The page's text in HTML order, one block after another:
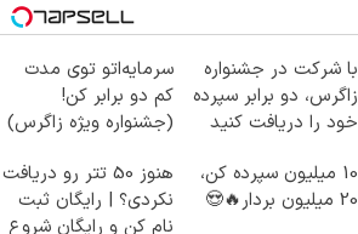
با شرکت در جشنواره
زاگرس، دو برابر سپرده
خود را دریافت کنید
سرمایه‌اتو توی مدت
کم دو برابر کن!
(جشنواره ویژه زاگرس)
10 میلیون سپرده کن،
20 میلیون بردار🔥😍
هنوز 50 تتر رو دریافت
نکردی؟ | رایگان ثبت
نام کن و رایگان شروع